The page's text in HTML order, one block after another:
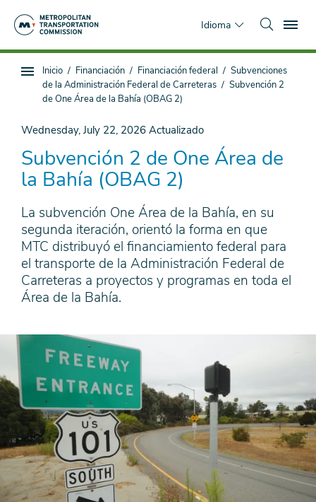
Idioma
Navegación
Estás
aquí
Inicio Financiación Financiación federal
Subvenciones
de la Administración Federal de Carreteras
Subvención 2
de One Área de la Bahía (OBAG 2)
Wednesday, July 22, 2026 Actualizado
Subvención 2 de One Área de
la Bahía (OBAG 2)
La subvención One Área de la Bahía, en su
segunda iteración, orientó la forma en que
MTC distribuyó el financiamiento federal para
el transporte de la Administración Federal de
Carreteras a proyectos y programas en toda el
Área de la Bahía.